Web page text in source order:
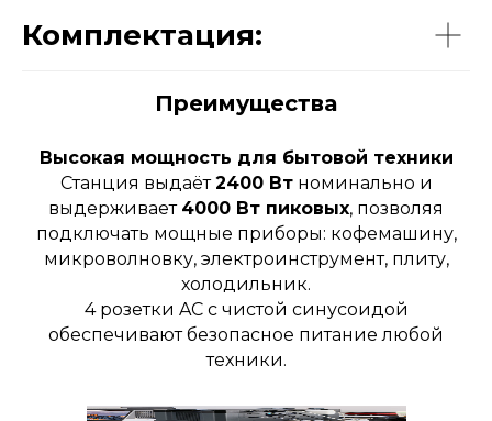
Комплектация:
Преимущества
Высокая мощность для бытовой техники
Станция выдаёт2400 Втноминально и
выдерживает 4000 Вт пиковых, позволяя
подключать мощные приборы: кофемашину,
микроволновку, электроинструмент, плиту,
холодильник.
4 розетки AC с чистой синусоидой
обеспечивают безопасное питание любой
техники.